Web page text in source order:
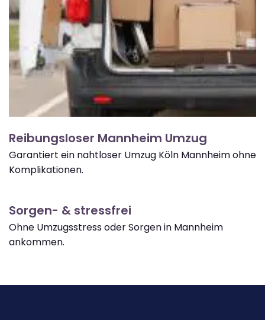
Reibungsloser Mannheim Umzug
Garantiert ein nahtloser Umzug Köln Mannheim ohne
Komplikationen.
Sorgen- & stressfrei
Ohne Umzugsstress oder Sorgen in Mannheim
ankommen.